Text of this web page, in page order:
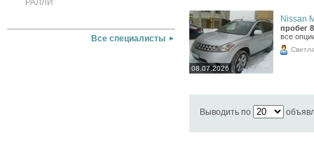
РАЛЛИ
Все специалисты
08.07.2026
Nissan
пробег
все
Выводить по